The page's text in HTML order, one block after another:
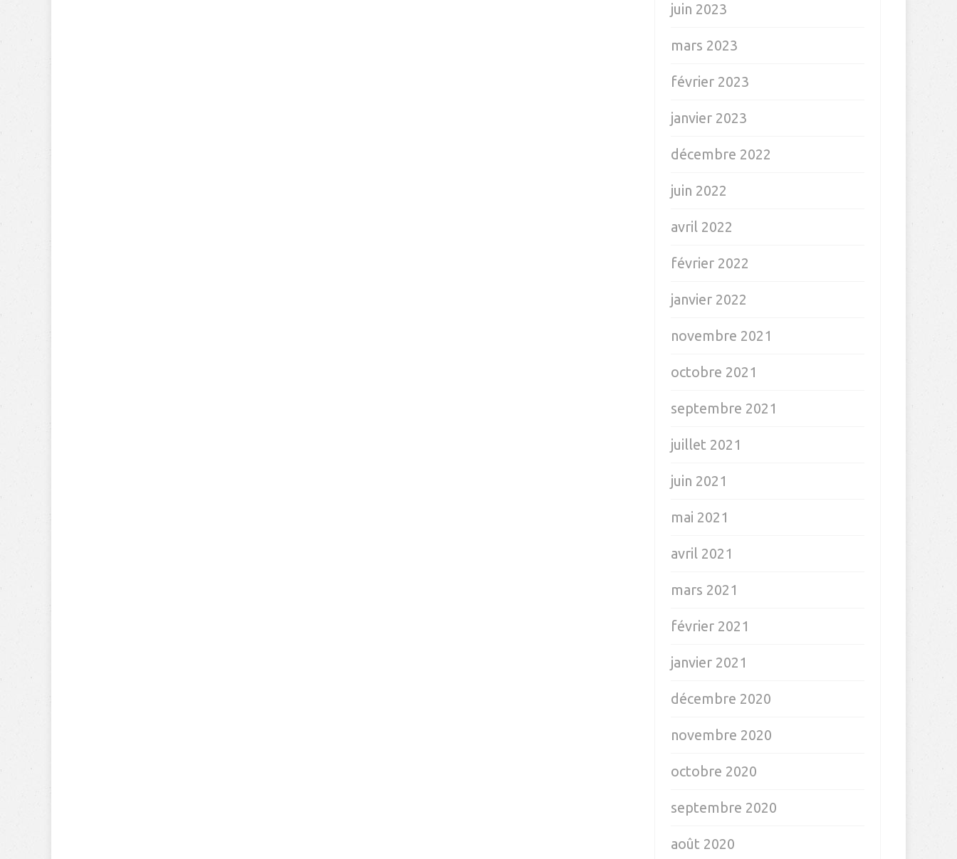
juin 2023
mars 2023
février 2023
janvier 2023
décembre 2022
juin 2022
avril 2022
février 2022
janvier 2022
novembre 2021
octobre 2021
septembre 2021
juillet 2021
juin 2021
mai 2021
avril 2021
mars 2021
février 2021
janvier 2021
décembre 2020
novembre 2020
octobre 2020
septembre 2020
août 2020